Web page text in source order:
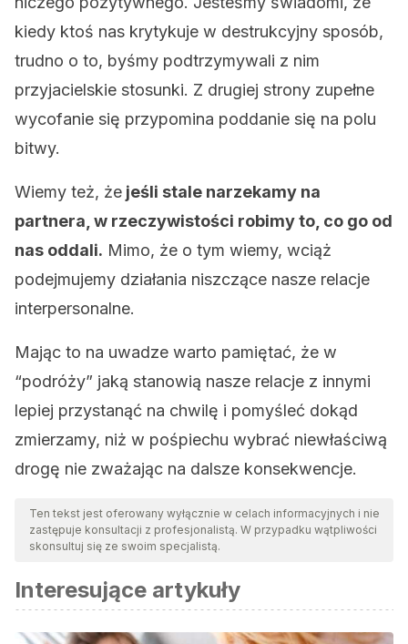
kiedy ktoś nas krytykuje w destrukcyjny sposób,
trudno o to, byśmy podtrzymywali z nim
przyjacielskie stosunki. Z drugiej strony zupełne
wycofanie się przypomina poddanie się na polu
bitwy.
Wiemy też, że jeśli stale narzekamy na
partnera, w rzeczywistości robimy to, co go od
nas oddali. Mimo, że o tym wiemy, wciąż
podejmujemy działania niszczące nasze relacje
interpersonalne.
Mając to na uwadze warto pamiętać, że w
“podróży” jaką stanowią nasze relacje z innymi
lepiej przystanąć na chwilę i pomyśleć dokąd
zmierzamy, niż w pośpiechu wybrać niewłaściwą
drogę nie zważając na dalsze konsekwencje.
Ten tekst jest oferowany wyłącznie w celach informacyjnych i nie
zastępuje konsultacji z profesjonalistą. W przypadku wątpliwości
skonsultuj się ze swoim specjalistą.
Interesujące artykuły